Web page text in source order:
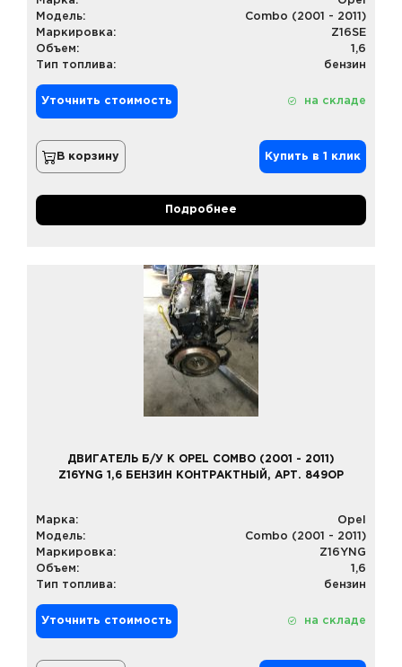
Модель:
Combo (2001 - 2011)
Маркировка:
Z16SE
Объем:
1,6
Тип топлива:
бензин
Уточнить стоимость на складе
В корзину Купить в 1 клик
Подробнее
ДВИГАТЕЛЬ Б/У К OPEL COMBO (2001 - 2011)
Z16YNG 1,6 БЕНЗИН КОНТРАКТНЫЙ, АРТ. 849OP
Марка:
Opel
Модель:
Combo (2001 - 2011)
Маркировка:
Z16YNG
Объем:
1,6
Тип топлива:
бензин
Уточнить стоимость на складе